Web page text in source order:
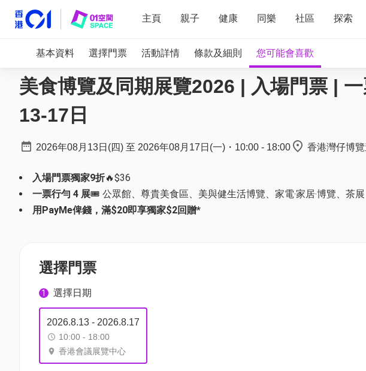
主頁 親子 健康 同樂 社區 探索
基本資料 選擇門票 活動詳情 條款及細則 您可能會喜歡
美食博覽及同期展覽2026 | 入場門票 |
13-17日
2026年08月13日(四) 至 2026年08月17日(一) ・ 10:00 - 18:00 香港灣仔博
入場門票獨家9折🔥$36
一票行勻 4 展🎟️ 公眾館、尊貴美食區、美與健生活博覽、家電‧家居‧博覽、茶展
用PayMe俾錢，滿$20即享獨家$2回贈*
選擇門票
1 選擇日期
2026.8.13 - 2026.8.17
10:00 - 18:00
香港會議展覽中心